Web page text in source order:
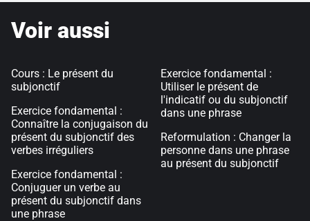
Voir aussi
Cours : Le présent du
subjonctif
Exercice fondamental :
Connaître la conjugaison du
présent du subjonctif des
verbes irréguliers
Exercice fondamental :
Conjuguer un verbe au
présent du subjonctif dans
une phrase
Exercice fondamental :
Utiliser le présent de
l'indicatif ou du subjonctif
dans une phrase
Reformulation : Changer la
personne dans une phrase
au présent du subjonctif